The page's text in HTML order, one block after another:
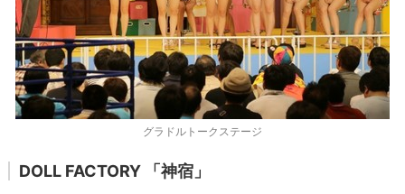
グラドルトークステージ
DOLL FACTORY 「神宿」